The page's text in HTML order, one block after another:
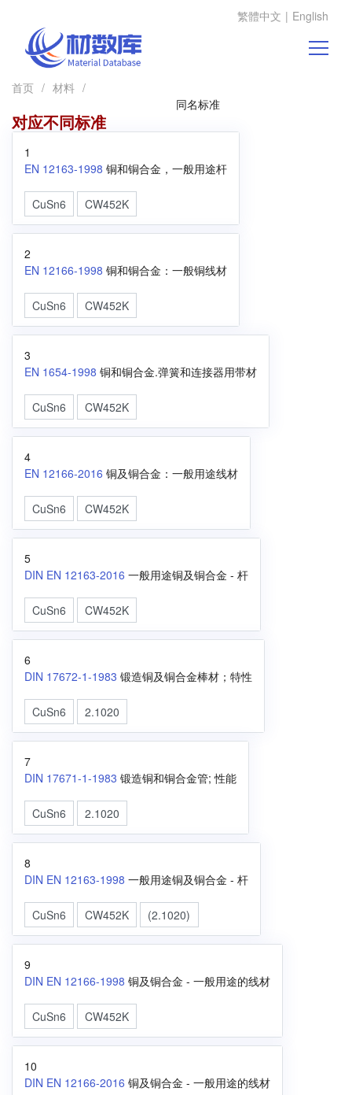
繁體中文 | English
首页 / 材料 /
同名标准
对应不同标准
1
EN 12163-1998 铜和铜合金，一般用途杆
CuSn6 CW452K
2
EN 12166-1998 铜和铜合金：一般铜线材
CuSn6 CW452K
3
EN 1654-1998 铜和铜合金.弹簧和连接器用带材
CuSn6 CW452K
4
EN 12166-2016 铜及铜合金：一般用途线材
CuSn6 CW452K
5
DIN EN 12163-2016 一般用途铜及铜合金 - 杆
CuSn6 CW452K
6
DIN 17672-1-1983 锻造铜及铜合金棒材；特性
CuSn6 2.1020
7
DIN 17671-1-1983 锻造铜和铜合金管; 性能
CuSn6 2.1020
8
DIN EN 12163-1998 一般用途铜及铜合金 - 杆
CuSn6 CW452K (2.1020)
9
DIN EN 12166-1998 铜及铜合金 - 一般用途的线材
CuSn6 CW452K
10
DIN EN 12166-2016 铜及铜合金 - 一般用途的线材